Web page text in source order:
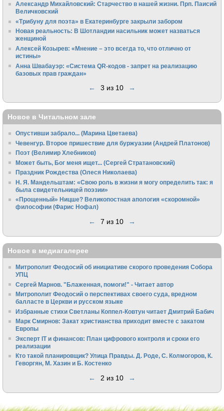
Алек­сандр Михайловский: Старчество в нашей жизни. Прп. Паисий
Величковский
«Трибуну для поэта» в Екатеринбурге закрыли забором
Новая реальность: В Шотландии насильник может назваться
женщиной
Алексей Козырев: «Мнение – это всегда то, что отлично от
истины»
Анна Швабауэр: «Система QR-кодов - запрет на реализацию
базовых прав граждан»
← 3 из 10 →
Новое в Читальном зале
Опустивши забрало... (Марина Цветаева)
Чевенгур. Второе пришествие для буржуазии (Андрей Платонов)
Поэт (Велимир Хлебников)
Может быть, Бог меня ищет... (Сергей Стратановский)
Праздник Рождества (Олеся Николаева)
Н. Я. Мандельштам: «Свою pоль в жизни я могу опpеделить так: я
была свидетельницей поэзии»
«Прощенный» Ницше? Великопостная апология «скоромной»
философии (Фарис Нофал)
← 7 из 10 →
Новое в медиагалерее
Митрополит Феодосий об инициативе скорого проведения Собора
УПЦ
Сергей Марнов. "Блаженная, помоги!" - Читает автор
Митрополит Феодосий о перспективах своего суда, вредном
балласте в Церкви и русском языке
Избранные стихи Светланы Коппел-Ковтун читает Дмитрий Бабич
Марк Смирнов: Закат христианства приходит вместе с закатом
Европы
Эксперт IT и финансов: План цифрового контроля и сроки его
реализации
Кто такой планировщик? Улица Правды. Д. Роде, С. Колмогоров, К.
Геворгян, М. Хазин и Б. Костенко
← 2 из 10 →